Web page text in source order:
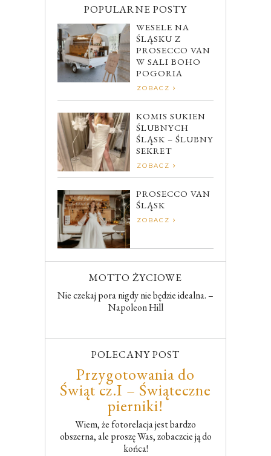
POPULARNE POSTY
WESELE NA
ŚLĄSKU Z
PROSECCO VAN
W SALI BOHO
POGORIA
ZOBACZ
KOMIS SUKIEN
ŚLUBNYCH
ŚLĄSK – ŚLUBNY
SEKRET
ZOBACZ
PROSECCO VAN
ŚLĄSK
ZOBACZ
MOTTO ŻYCIOWE
Nie czekaj pora nigdy nie będzie idealna. –
Napoleon Hill
POLECANY POST
Przygotowania do
Świąt cz.I – Świąteczne
pierniki!
Wiem, że fotorelacja jest bardzo
obszerna, ale proszę Was, zobaczcie ją do
końca!